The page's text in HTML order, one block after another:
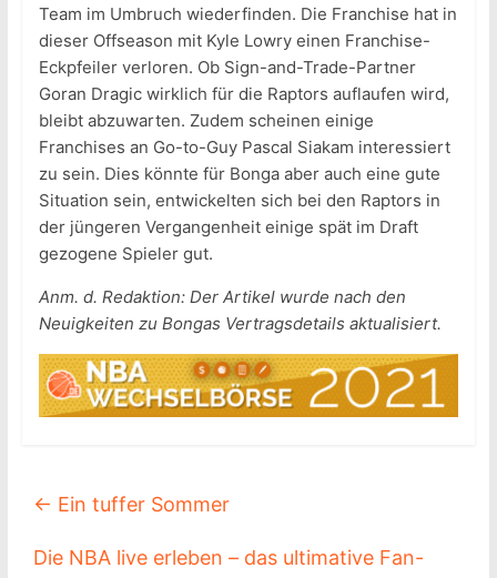
Team im Umbruch wiederfinden. Die Franchise hat in
dieser Offseason mit Kyle Lowry einen Franchise-
Eckpfeiler verloren. Ob Sign-and-Trade-Partner
Goran Dragic wirklich für die Raptors auflaufen wird,
bleibt abzuwarten. Zudem scheinen einige
Franchises an Go-to-Guy Pascal Siakam interessiert
zu sein. Dies könnte für Bonga aber auch eine gute
Situation sein, entwickelten sich bei den Raptors in
der jüngeren Vergangenheit einige spät im Draft
gezogene Spieler gut.
Anm. d. Redaktion: Der Artikel wurde nach den
Neuigkeiten zu Bongas Vertragsdetails aktualisiert.
← Ein tuffer Sommer
Die NBA live erleben – das ultimative Fan-